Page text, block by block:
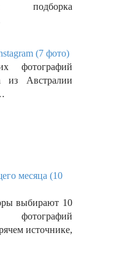
подборка
(7 фото)
фотографий
из Австралии
месяца (10
выбирают 10
источнике,